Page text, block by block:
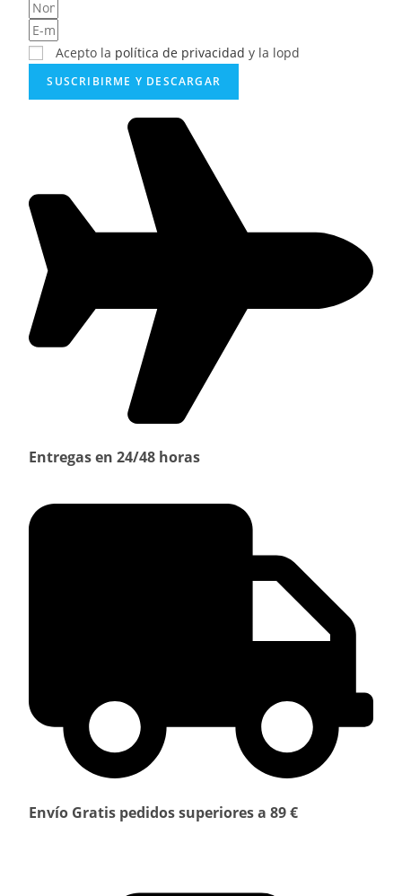
Acepto la política de privacidad y la lopd
SUSCRIBIRME Y DESCARGAR
Entregas en 24/48 horas
Envío Gratis pedidos superiores a 89 €